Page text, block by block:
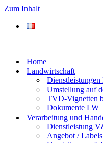
Zum Inhalt
Home
Landwirtschaft
Umstellung auf
TVD-Vignetten
Dokumente LW
Verarbeitung und
Dienstleistung
Angebot / Labels